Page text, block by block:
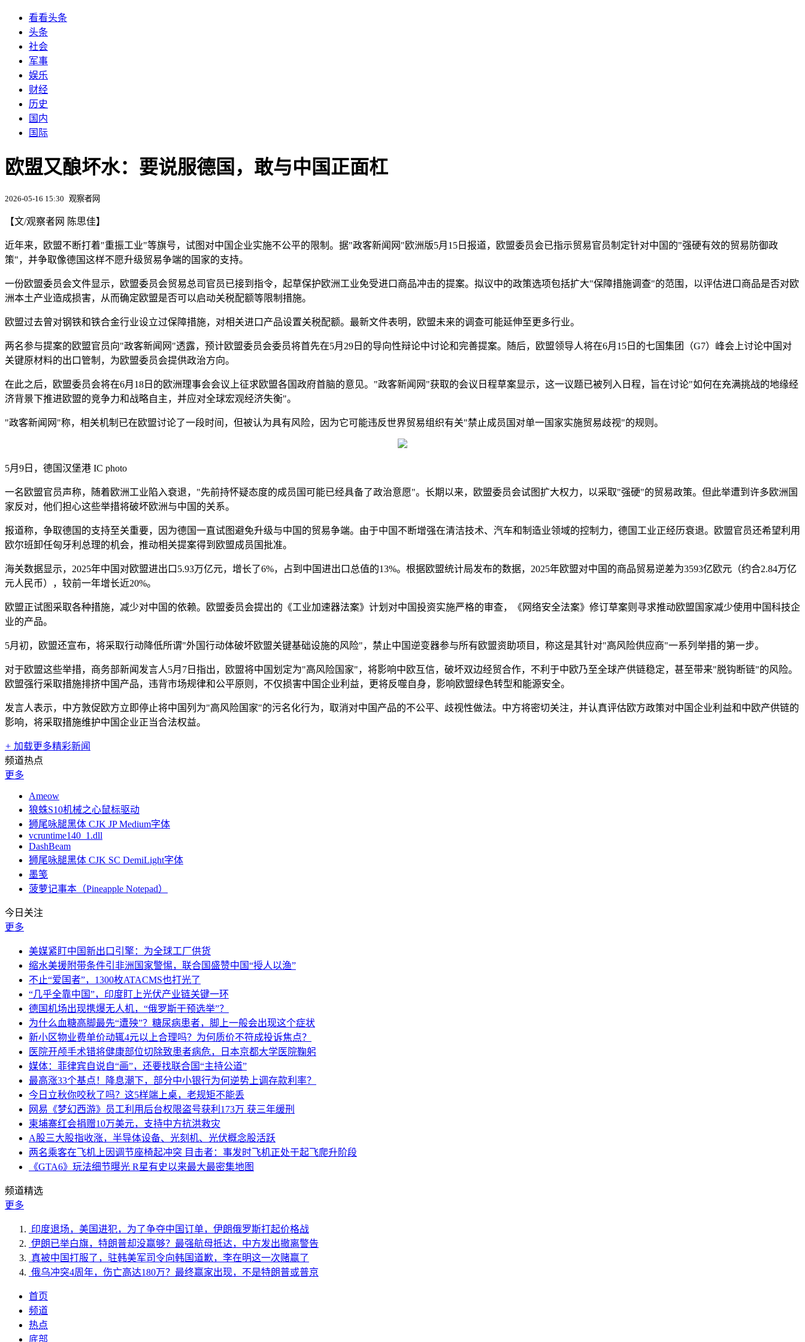
看看头条
头条
社会
军事
娱乐
财经
历史
国内
国际
欧盟又酿坏水：要说服德国，敢与中国正面杠
2026-05-16 15:30 观察者网
【文/观察者网 陈思佳】
近年来，欧盟不断打着"重振工业"等旗号，试图对中国企业实施不公平的限制。据"政客新闻网"欧洲版5月15日报道，欧盟委员会已指示贸易官员制定针对中国的"强硬有效的贸易防御政
策"，并争取像德国这样不愿升级贸易争端的国家的支持。
一份欧盟委员会文件显示，欧盟委员会贸易总司官员已接到指令，起草保护欧洲工业免受进口商品冲击的提案。拟议中的政策选项包括扩大"保障措施调查"的范围，以评估进口商品是否对欧
洲本土产业造成损害，从而确定欧盟是否可以启动关税配额等限制措施。
欧盟过去曾对钢铁和铁合金行业设立过保障措施，对相关进口产品设置关税配额。最新文件表明，欧盟未来的调查可能延伸至更多行业。
两名参与提案的欧盟官员向"政客新闻网"透露，预计欧盟委员会委员将首先在5月29日的导向性辩论中讨论和完善提案。随后，欧盟领导人将在6月15日的七国集团（G7）峰会上讨论中国对
关键原材料的出口管制，为欧盟委员会提供政治方向。
在此之后，欧盟委员会将在6月18日的欧洲理事会会议上征求欧盟各国政府首脑的意见。"政客新闻网"获取的会议日程草案显示，这一议题已被列入日程，旨在讨论"如何在充满挑战的地缘经
济背景下推进欧盟的竞争力和战略自主，并应对全球宏观经济失衡"。
"政客新闻网"称，相关机制已在欧盟讨论了一段时间，但被认为具有风险，因为它可能违反世界贸易组织有关"禁止成员国对单一国家实施贸易歧视"的规则。
5月9日，德国汉堡港 IC photo
一名欧盟官员声称，随着欧洲工业陷入衰退，"先前持怀疑态度的成员国可能已经具备了政治意愿"。长期以来，欧盟委员会试图扩大权力，以采取"强硬"的贸易政策。但此举遭到许多欧洲国
家反对，他们担心这些举措将破坏欧洲与中国的关系。
报道称，争取德国的支持至关重要，因为德国一直试图避免升级与中国的贸易争端。由于中国不断增强在清洁技术、汽车和制造业领域的控制力，德国工业正经历衰退。欧盟官员还希望利用
欧尔班卸任匈牙利总理的机会，推动相关提案得到欧盟成员国批准。
海关数据显示，2025年中国对欧盟进出口5.93万亿元，增长了6%，占到中国进出口总值的13%。根据欧盟统计局发布的数据，2025年欧盟对中国的商品贸易逆差为3593亿欧元（约合2.84万亿
元人民币），较前一年增长近20%。
欧盟正试图采取各种措施，减少对中国的依赖。欧盟委员会提出的《工业加速器法案》计划对中国投资实施严格的审查，《网络安全法案》修订草案则寻求推动欧盟国家减少使用中国科技企
业的产品。
5月初，欧盟还宣布，将采取行动降低所谓"外国行动体破坏欧盟关键基础设施的风险"，禁止中国逆变器参与所有欧盟资助项目，称这是其针对"高风险供应商"一系列举措的第一步。
对于欧盟这些举措，商务部新闻发言人5月7日指出，欧盟将中国划定为"高风险国家"，将影响中欧互信，破坏双边经贸合作，不利于中欧乃至全球产供链稳定，甚至带来"脱钩断链"的风险。
欧盟强行采取措施排挤中国产品，违背市场规律和公平原则，不仅损害中国企业利益，更将反噬自身，影响欧盟绿色转型和能源安全。
发言人表示，中方敦促欧方立即停止将中国列为"高风险国家"的污名化行为，取消对中国产品的不公平、歧视性做法。中方将密切关注，并认真评估欧方政策对中国企业利益和中欧产供链的
影响，将采取措施维护中国企业正当合法权益。
+ 加载更多精彩新闻
频道热点
更多
Ameow
狼蛛S10机械之心鼠标驱动
狮尾咏腿黑体 CJK JP Medium字体
vcruntime140_1.dll
DashBeam
狮尾咏腿黑体 CJK SC DemiLight字体
墨笺
菠萝记事本（Pineapple Notepad）
今日关注
更多
美媒紧盯中国新出口引擎：为全球工厂供货
缩水美援附带条件引非洲国家警惕，联合国盛赞中国“授人以渔”
不止“爱国者”，1300枚ATACMS也打光了
“几乎全靠中国”，印度盯上光伏产业链关键一环
德国机场出现携爆无人机，“俄罗斯干预选举”？
为什么血糖高脚最先“遭殃”？糖尿病患者，脚上一般会出现这个症状
新小区物业费单价动辄4元以上合理吗？为何质价不符成投诉焦点？
医院开颅手术错将健康部位切除致患者病危，日本京都大学医院鞠躬
媒体：菲律宾自说自“画”，还要找联合国“主持公道”
最高涨33个基点！降息潮下，部分中小银行为何逆势上调存款利率？
今日立秋你咬秋了吗？这5样端上桌，老规矩不能丢
网易《梦幻西游》员工利用后台权限盗号获利173万 获三年缓刑
柬埔寨红会捐赠10万美元，支持中方抗洪救灾
A股三大股指收涨，半导体设备、光刻机、光伏概念股活跃
两名乘客在飞机上因调节座椅起冲突 目击者：事发时飞机正处于起飞爬升阶段
《GTA6》玩法细节曝光 R星有史以来最大最密集地图
频道精选
更多
印度退场，美国进犯，为了争夺中国订单，伊朗俄罗斯打起价格战
伊朗已举白旗，特朗普却没赢够？最强航母抵达，中方发出撤离警告
真被中国打服了，驻韩美军司令向韩国道歉，李在明这一次赌赢了
俄乌冲突4周年，伤亡高达180万？最终赢家出现，不是特朗普或普京
首页
频道
热点
底部